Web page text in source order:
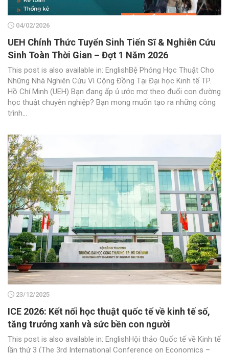
04/02/2026
UEH Chính Thức Tuyển Sinh Tiến Sĩ & Nghiên Cứu
Sinh Toàn Thời Gian – Đợt 1 Năm 2026
This post is also available in: EnglishBệ Phóng Học Thuật Cho
Những Nhà Nghiên Cứu Vì Cộng Đồng Tại Đại học Kinh tế TP.
Hồ Chí Minh (UEH) Bạn đang ấp ủ ước mơ theo đuổi con đường
học thuật chuyên nghiệp? Bạn mong muốn tạo ra những công
trình...
23/12/2025
ICE 2026: Kết nối học thuật quốc tế về kinh tế số,
tăng trưởng xanh và sức bền con người
This post is also available in: EnglishHội thảo Quốc tế về Kinh tế
lần thứ 3 (The 3rd International Conference on Economics –